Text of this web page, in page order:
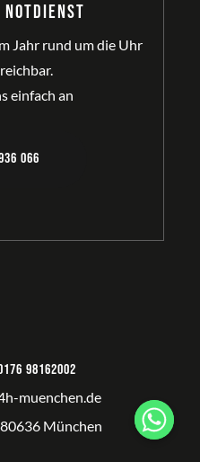
Notdienst
Jahr rund um die Uhr
einfach an
066
98162002
muenchen.de
München